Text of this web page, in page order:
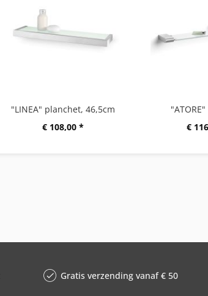
"LINEA" planchet, 46,5cm
€ 108,00 *
€
Gratis verzending vanaf € 50